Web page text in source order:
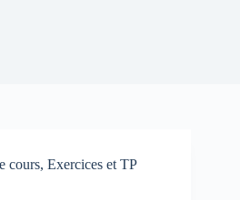
cours, Exercices et TP